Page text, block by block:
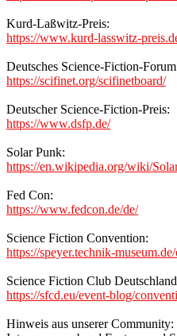
Kurd-Laßwitz-Preis:
https://www.kurd-lasswitz-
Deutsches Science-Fiction-
https://scifinet.org/scifinetboard/
Deutscher Science-Fiction-Preis:
https://www.dsfp.de/
Solar Punk:
https://en.wikipedia.org/wiki/
Fed Con:
https://www.fedcon.de/de/
Science Fiction Convention:
https://speyer.technik-
Science Fiction Club
https://sfcd.eu/event-blog/
Hinweis aus unserer Community: